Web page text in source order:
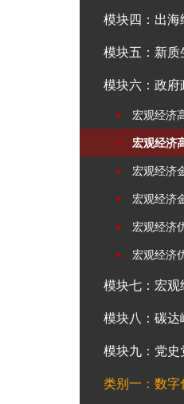
模块四：出海
模块五：新质
模块六：政府
宏观经济
宏观经济
宏观经济
宏观经济
宏观经济
宏观经济
模块七：宏观
模块八：碳达
模块九：党史
类别一：数